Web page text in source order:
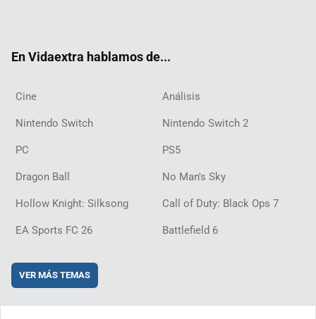
En Vidaextra hablamos de...
Cine Análisis
Nintendo Switch Nintendo Switch 2
PC PS5
Dragon Ball No Man's Sky
Hollow Knight: Silksong Call of Duty: Black Ops 7
EA Sports FC 26 Battlefield 6
VER MÁS TEMAS